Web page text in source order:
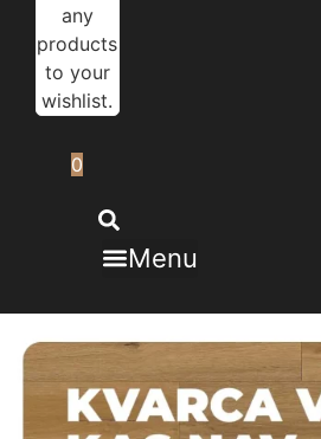
any
products
to your
wishlist.
0
Menu